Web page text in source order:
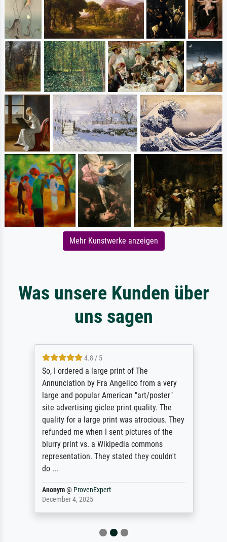
Mehr Kunstwerke anzeigen
Was unsere Kunden über
uns sagen
4.8 / 5
So, I ordered a large print of The
Annunciation by Fra Angelico from a very
large and popular American "art/poster"
site advertising giclee print quality. The
quality for a large print was atrocious. They
refunded me when I sent pictures of the
blurry print vs. a Wikipedia commons
representation. They stated they couldn't
do ...
Anonym@ ProvenExpert
December 4, 2025